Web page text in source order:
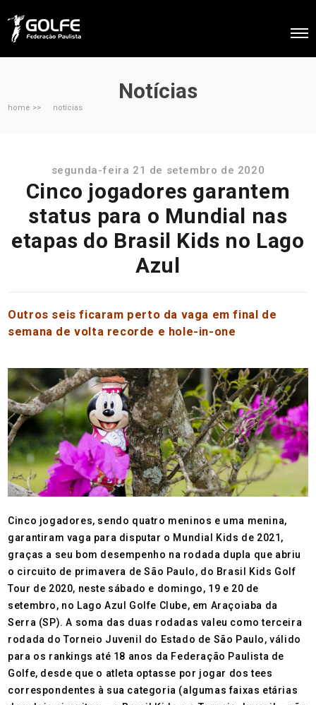
Notícias
home >> notícias
segunda-feira 21 de setembro de 2020
Cinco jogadores garantem
status para o Mundial nas
etapas do Brasil Kids no Lago
Azul
Outros seis ficaram perto da vaga em final de
semana de volta recorde e hole-in-one
Cinco jogadores, sendo quatro meninos e uma menina,
garantiram vaga para disputar o Mundial Kids de 2021,
graças a seu bom desempenho na rodada dupla que abriu
o circuito de primavera de São Paulo, do Brasil Kids Golf
Tour de 2020, neste sábado e domingo, 19 e 20 de
setembro, no Lago Azul Golfe Clube, em Araçoiaba da
Serra (SP). A soma das duas rodadas valeu como terceira
rodada do Torneio Juvenil do Estado de São Paulo, válido
para os rankings até 18 anos da Federação Paulista de
Golfe, desde que o atleta optasse por jogar dos tees
correspondentes à sua categoria (algumas faixas etárias